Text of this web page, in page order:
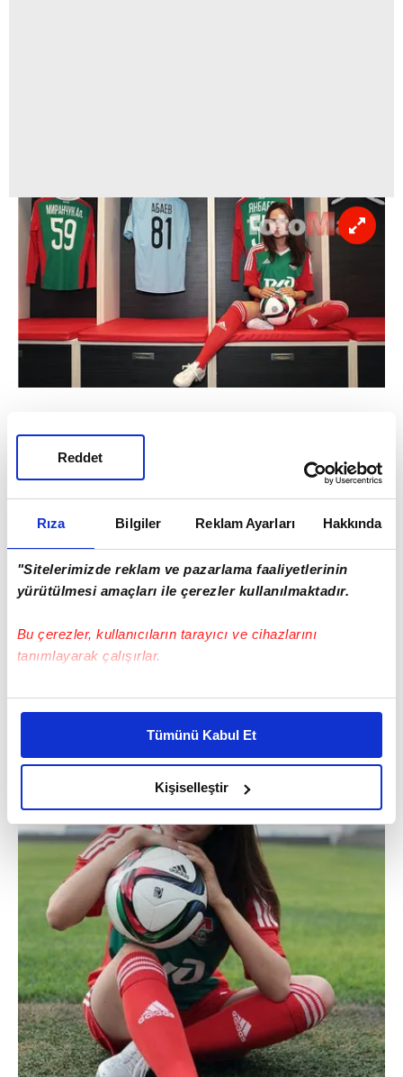
Rıza Bilgiler Reklam Ayarları Hakkında
"Sitelerimizde reklam ve pazarlama faaliyetlerinin
yürütülmesi amaçları ile çerezler kullanılmaktadır.
Bu çerezler, kullanıcıların tarayıcı ve cihazlarını
tanımlayarak çalışırlar.
Bu çerezlere izin vermeniz halinde sizlere özel
daha iyi reklam deneyimi yaşatabiliriz. Bunu yaparken
amacımızın size daha iyi bir reklam deneyimi sunmak
olduğunu ve sizlere en iyi içerikleri sunabilmek adına
elimizden gelen çabayı gösterdiğimizi ve bu noktada,
reklamların maliyetlerimizi karşılamak noktasında tek gelir
kalemimiz olduğunu sizlere hatırlatmak isteriz.
Her halükârda, kullanıcılar, bu çerezlere izin vermedikleri
takdirde, kullanıcılara hedefli reklamlar
gösterilmeyecektir."
Sizlere daha iyi bir hizmet sunabilmek için İnternet
Sitemizde kendimize ve üçüncü kişilere ait çerezler
kullanılmaktadır. Bu çerezler vasıtasıyla çeşitli kişisel
verileriniz işlenmekte olup gerekli olan çerezler bilgi
toplumu hizmetlerinin sunulması amacıyla
Tümünü Kabul Et
Kişiselleştir
Reddet